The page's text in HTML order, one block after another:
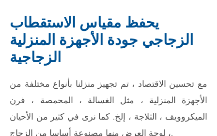
يحفظ مقياس الاستقطاب
الزجاجي جودة الأجهزة المنزلية
الزجاجية
مع تحسين الاقتصاد ، تم تجهيز منزلنا بأنواع مختلفة من
الأجهزة المنزلية ، مثل الغسالة ، المحمصة ، فرن
الميكروويف ، الثلاجة ، إلخ. كما نرى في كثير من الأحيان
، لوحة العرض منها مصنوعة أساسا من الزجاج.